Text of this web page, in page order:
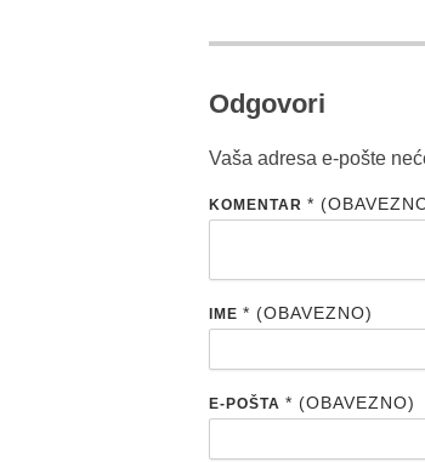
Odgovori
Vaša adresa e-pošte
KOMENTAR *
IME * (OBAVEZNO)
E-POŠTA * (OBAVEZNO)